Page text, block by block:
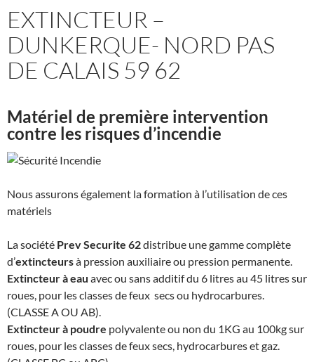
EXTINCTEUR –
DUNKERQUE- NORD PAS
DE CALAIS 59 62
Matériel de première intervention
contre les risques d’incendie
Nous assurons également la formation à l’utilisation de ces
matériels
La société Prev Securite 62distribue une gamme complète
d’extincteursà pression auxiliaire ou pression permanente.
Extincteur à eau avec ou sans additif du 6 litres au 45 litres sur
roues, pour les classes de feux secs ou hydrocarbures.
(CLASSE A OU AB).
Extincteur à poudre polyvalente ou non du 1KG au 100kg sur
roues, pour les classes de feux secs, hydrocarbures et gaz.